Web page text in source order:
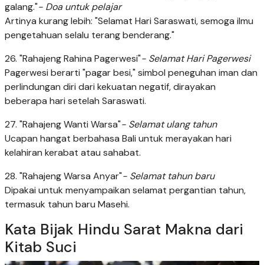
galang."- Doa untuk pelajar
Artinya kurang lebih: "Selamat Hari Saraswati, semoga ilmu
pengetahuan selalu terang benderang."
26. "Rahajeng Rahina Pagerwesi"- Selamat Hari Pagerwesi
Pagerwesi berarti "pagar besi," simbol peneguhan iman dan
perlindungan diri dari kekuatan negatif, dirayakan
beberapa hari setelah Saraswati.
27. "Rahajeng Wanti Warsa"- Selamat ulang tahun
Ucapan hangat berbahasa Bali untuk merayakan hari
kelahiran kerabat atau sahabat.
28. "Rahajeng Warsa Anyar"- Selamat tahun baru
Dipakai untuk menyampaikan selamat pergantian tahun,
termasuk tahun baru Masehi.
Kata Bijak Hindu Sarat Makna dari
Kitab Suci